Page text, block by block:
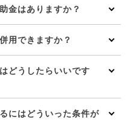
金はありますか？
用できますか？
どうしたらいいです
にはどういった条件が